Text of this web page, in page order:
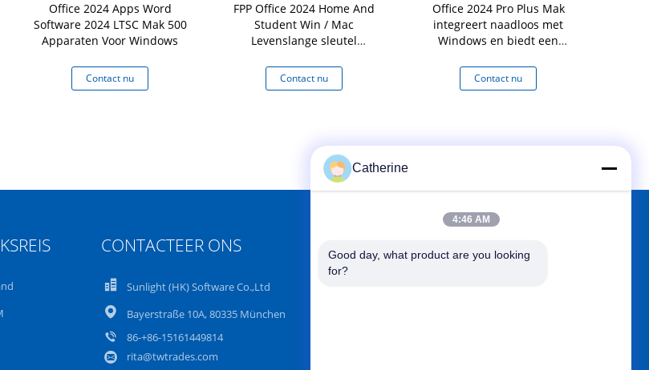
Office 2024 Apps Word
Software 2024 LTSC Mak 500
Apparaten Voor Windows
Contact nu
FPP Office 2024 Home And
Student Win / Mac
Levenslange sleutel
Contact nu
Office 2024 Pro Plus Mak
integreert naadloos met
Windows en biedt een
gebruikerservaring
Contact nu
CONTACTEER ONS
Sunlight (HK) Software Co.,Ltd
Bayerstraße 10A, 80335 München
86-+86-15161449814
rita@twtrades.com
VIND ONS OP
Catherine
4:46 AM
Good day, what product are you looking
for?